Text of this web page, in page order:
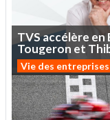
TVSaccélère en
Tougeron et
Vie des entreprises